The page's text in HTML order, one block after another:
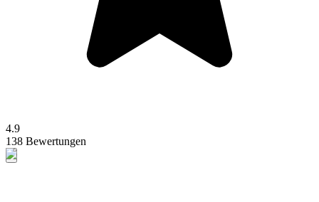
4.9
138 Bewertungen